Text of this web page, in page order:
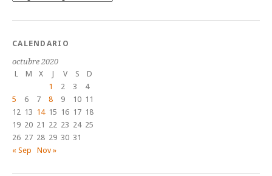
CALENDARIO
octubre 2020
L
M X J V S
D
1
2 3
4
5
6 7 8 9 10 11
12 13 14 15 16 17 18
19 20 21 22 23 24 25
26 27 28 29 30 31
« Sep
Nov »